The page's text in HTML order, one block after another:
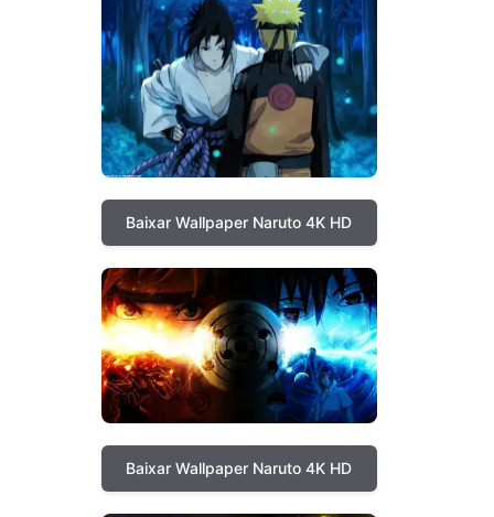
Baixar Wallpaper Naruto 4K HD
Baixar Wallpaper Naruto 4K HD